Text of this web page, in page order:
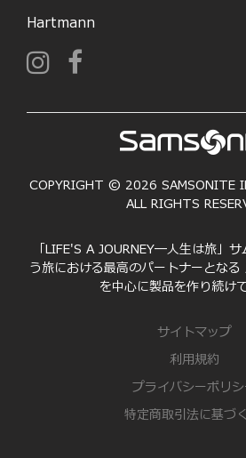
Hartmann
COPYRIGHT © 2026 SAMSONITE
ALL RIGHTS
「LIFE'S A JOURNEY―人生は旅」
う旅における最高のパートナーとな
を中心に製品を作り続け
サイトマップ
利用規約
プライバシーポリ
特定商取引法に基づ